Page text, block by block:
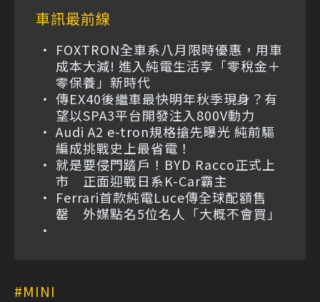
車訊最前線
FOXTRON全車系八月限時優惠，用車
成本大減! 進入純電生活享「零稅金＋
零保養」新時代
傳EX40後繼車最快明年秋季現身？有
望以SPA3平台開發注入800V動力
Audi A2 e-tron規格搶先曝光 純前驅
編成挑戰史上最省電！
就是要侵門踏戶！BYD Racco正式上
市 正面迎戰日系K-Car霸主
Ferrari首款純電Luce傳全球配額售
罄 外媒點名5位名人「大概不會買」
MINI